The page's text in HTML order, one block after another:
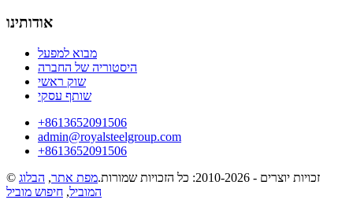
אודותינו
מבוא למפעל
היסטוריה של החברה
שוק ראשי
שותף עסקי
‎+8613652091506
admin@royalsteelgroup.com
‎+8613652091506
© זכויות יוצרים - 2010-2026: כל הזכויות שמורות.
מפת אתר, הבלוג
המוביל, חיפוש מוביל